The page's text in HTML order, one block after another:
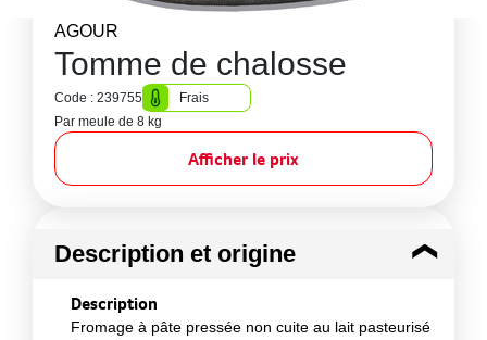
AGOUR
Tomme de chalosse
Code : 239755
Frais
Par meule de 8 kg
Afficher le prix
Description et origine
Description
Fromage à pâte pressée non cuite au lait pasteurisé